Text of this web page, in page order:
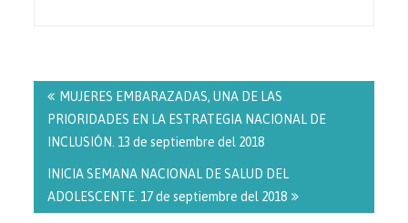
de
entradas
MUJERES EMBARAZADAS, UNA DE LAS
PRIORIDADES EN LA ESTRATEGIA NACIONAL DE
INCLUSIÓN. 13 de septiembre del 2018
INICIA SEMANA NACIONAL DE SALUD DEL
ADOLESCENTE. 17 de septiembre del 2018